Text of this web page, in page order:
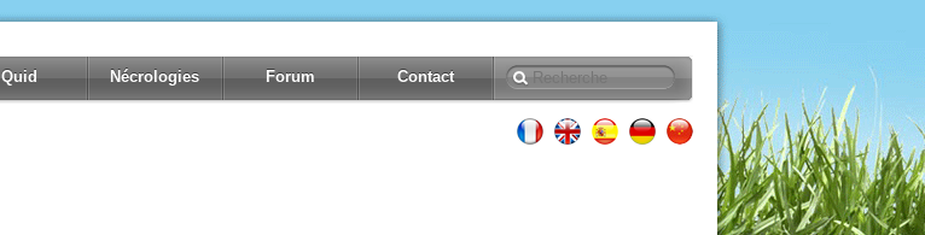
Quid Nécrologies Forum Contact